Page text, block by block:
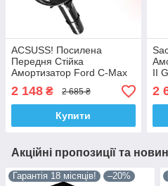
ACSUSS! Посилена
Передня Стійка
Амортизатор Ford C-Max
II Grand C-Max (2010-)
Форд С-Макс 2. Права.
315470 , 3348014 Корея!
2 148 ₴ 2 685 ₴
Купити
II
2
Акційні пропозиції та
Гарантія 18 місяців! –20%